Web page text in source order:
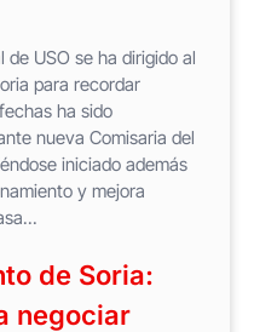
de USO se ha dirigido al
para recordar
ha sido
nueva Comisaria del
iniciado además
y mejora
de Soria:
negociar